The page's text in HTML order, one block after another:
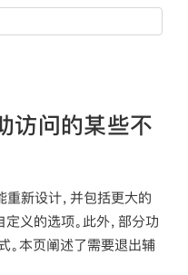
访问的某些不
新设计，并包括更大的
义的选项。此外，部分功
。本页阐述了需要退出辅